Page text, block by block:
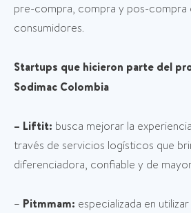
pre-compra, compra y pos-compra
consumidores.
Startups que hicieron parte del
Sodimac Colombia
– Liftit: busca mejorar la
través de servicios logísticos que
diferenciadora, confiable y de
– Pitmmam: especializada en